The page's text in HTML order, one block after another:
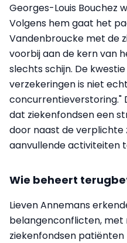
Georges-Louis Bouchez
Volgens hem gaat het
Vandenbroucke met de
voorbij aan de kern van
slechts schijn. De
verzekeringen is niet
concurrentieverstoring."
dat ziekenfondsen een
door naast de verplichte
aanvullende activiteiten
Wie beheert
Lieven Annemans
belangenconflicten, met
ziekenfondsen